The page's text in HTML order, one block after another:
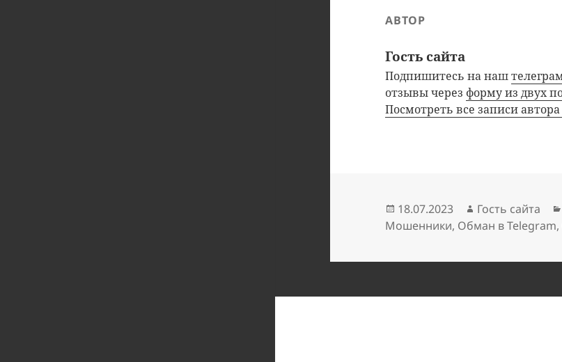
АВТОР
Гость сайта
Подпишитесь на наш
отзывы через форму из двух
Посмотреть все записи автора
Опубликовано
18.07.2023 Автор
Гость сайта
Мошенники, Обман в Telegram,